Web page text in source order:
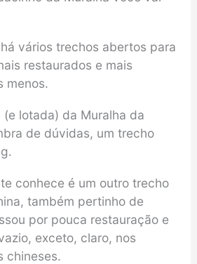
vários trechos abertos para
restaurados e mais
menos.
lotada) da Muralha da
de dúvidas, um trecho
conhece é um outro trecho
também pertinho de
por pouca restauração e
exceto, claro, nos
chineses.